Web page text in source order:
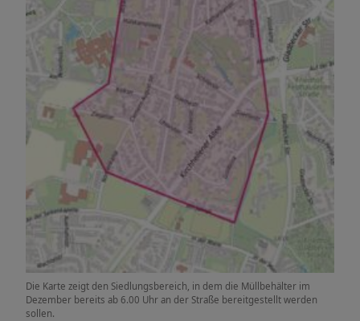
Die Karte zeigt den Siedlungsbereich, in dem die Müllbehälter im
Dezember bereits ab 6.00 Uhr an der Straße bereitgestellt werden
sollen.